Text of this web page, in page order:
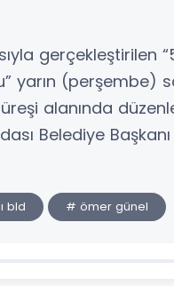
gerçekleştirilen
yarın (perşembe)
alanında
Belediye
bld # ömer günel